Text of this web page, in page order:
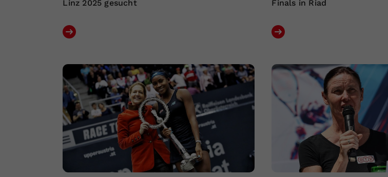
Linz 2025 gesucht
Finals in Riad